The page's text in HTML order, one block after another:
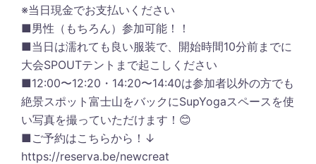
※当日現金でお支払いください
■男性（もちろん）参加可能！！
■当日は濡れても良い服装で、開始時間10分前までに
大会SPOUTテントまで起こしください
■‪12:00〜12:20‬・‪14:20〜14:40‬は参加者以外の方でも
絶景スポット富士山をバックにSupYogaスペースを使
い写真を撮っていただけます！😊
■ご予約はこちらから！↓
‪https://reserva.be/newcreat‬